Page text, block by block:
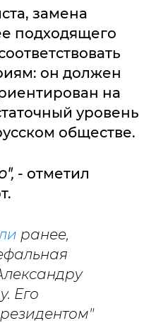
замена
подходящего
он должен
на
уровень
обществе.
- отметил
ранее,
Его